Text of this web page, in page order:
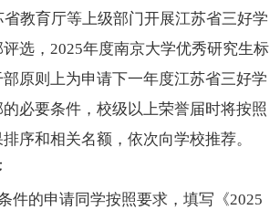
省教育厅等上级部门开展江苏省三好学
评选， 2025年度南京大学优秀研究生标
原则上为申请下一年度江苏省三好学
必要条件， 校级以上荣誉届时将按照
序和相关名额，依次向学校推荐。
件的申请同学按照要求，填写《2025